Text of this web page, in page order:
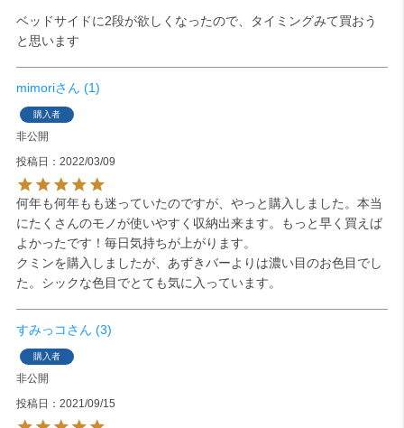
ベッドサイドに2段が欲しくなったので、タイミングみて買おう
と思います
mimori 1
購入者
非公開
投稿日
2022/03/09
何年も何年もも迷っていたのですが、やっと購入しました。本当
にたくさんのモノが使いやすく収納出来ます。もっと早く買えば
よかったです！毎日気持ちが上がります。
クミンを購入しましたが、あずきバーよりは濃い目のお色目でし
た。シックな色目でとても気に入っています。
すみっコ 3
購入者
非公開
投稿日
2021/09/15